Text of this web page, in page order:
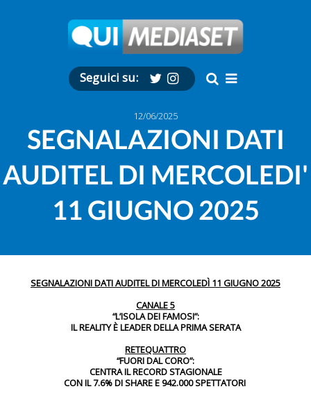
Seguici su:
12/06/2025
SEGNALAZIONI DATI
AUDITEL DI MERCOLEDI'
11 GIUGNO 2025
SEGNALAZIONI DATI AUDITEL DI MERCOLEDÌ 11 GIUGNO 2025
CANALE 5
“L’ISOLA DEI FAMOSI”:
IL REALITY È LEADER DELLA PRIMA SERATA
RETEQUATTRO
“FUORI DAL CORO”:
CENTRA IL RECORD STAGIONALE
CON IL 7.6% DI SHARE E 942.000 SPETTATORI